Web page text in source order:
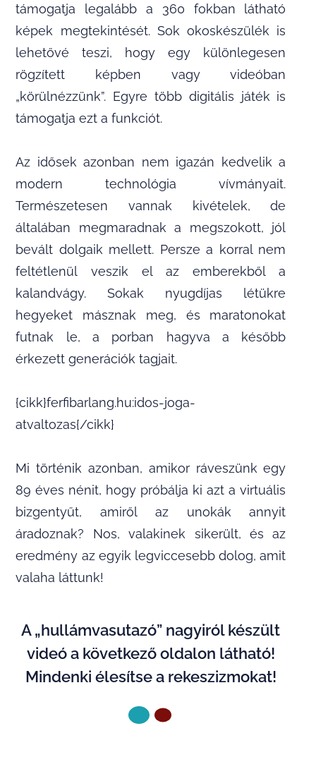
támogatja legalább a 360 fokban látható
képek megtekintését. Sok okoskészülék is
lehetővé teszi, hogy egy különlegesen
rögzített képben vagy videóban
„körülnézzünk”. Egyre több digitális játék is
támogatja ezt a funkciót.
Az idősek azonban nem igazán kedvelik a
modern technológia vívmányait.
Természetesen vannak kivételek, de
általában megmaradnak a megszokott, jól
bevált dolgaik mellett. Persze a korral nem
feltétlenül veszik el az emberekből a
kalandvágy. Sokak nyugdíjas létükre
hegyeket másznak meg, és maratonokat
futnak le, a porban hagyva a később
érkezett generációk tagjait.
{cikk}ferfibarlang.hu:idos-joga-
atvaltozas{/cikk}
Mi történik azonban, amikor ráveszünk egy
89 éves nénit, hogy próbálja ki azt a virtuális
bizgentyűt, amiről az unokák annyit
áradoznak? Nos, valakinek sikerült, és az
eredmény az egyik legviccesebb dolog, amit
valaha láttunk!
A „hullámvasutazó” nagyiról készült
videó a következő oldalon látható!
Mindenki élesítse a rekeszizmokat!